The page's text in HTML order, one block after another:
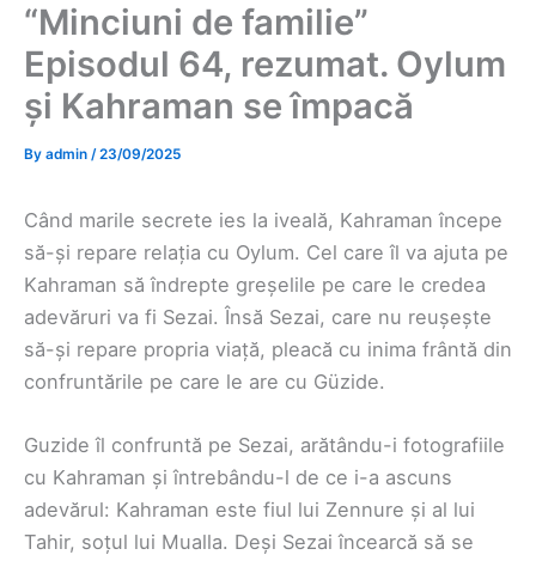
“Minciuni de familie”
Episodul 64, rezumat. Oylum
și Kahraman se împacă
By admin /23/09/2025
Când marile secrete ies la iveală, Kahraman începe
să-și repare relația cu Oylum. Cel care îl va ajuta pe
Kahraman să îndrepte greșelile pe care le credea
adevăruri va fi Sezai. Însă Sezai, care nu reușește
să-și repare propria viață, pleacă cu inima frântă din
confruntările pe care le are cu Güzide.
Guzide îl confruntă pe Sezai, arătându-i fotografiile
cu Kahraman și întrebându-l de ce i-a ascuns
adevărul: Kahraman este fiul lui Zennure și al lui
Tahir, soțul lui Mualla. Deși Sezai încearcă să se